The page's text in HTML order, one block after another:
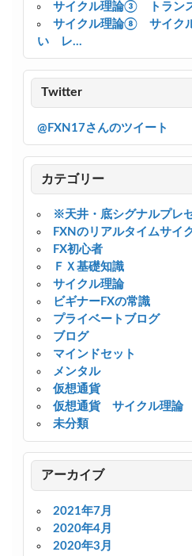
サイクル理論③ トラン
サイクル理論⑧ サイク
い レ...
Twitter
@FXN17さんのツイート
カテゴリー
※天井・底シグナルプレ
FXNのリアルタイムサイ
FX初心者
ＦＸ基礎知識
サイクル理論
ビギナーFXの常識
プライベートブログ
ブログ
マインドセット
メンタル
仮想通貨
仮想通貨 サイクル理論
未分類
アーカイブ
2021年7月
2020年4月
2020年3月